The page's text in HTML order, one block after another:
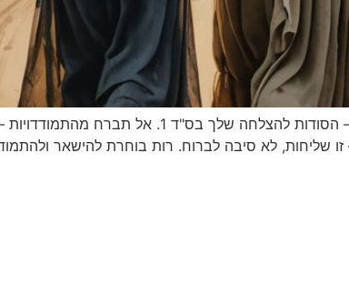
מהי רות בשבילך? – תובנות ממגילת רות. קלפי תובנות
לא סיבה לברוח. רות בוחרת להישאר ולהתמודד